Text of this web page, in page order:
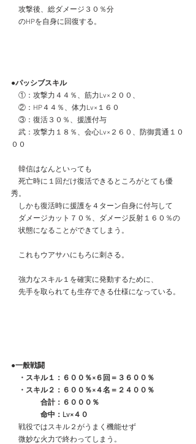
攻撃後、総ダメージ３０％分
のHPを自身に回復する。
●パッシブスキル
①：攻撃力４４％、筋力Lv×２００、
②：HP４４％、体力Lv×１６０
③：復活３０％、援護付与
武：攻撃力１８％、会心Lv×２６０、防御貫通１０
００
韓信はなんといっても
死亡時に１回だけ復活できるところがとても優
秀。
しかも復活時に援護を４ターン自身に付与して
ダメージカット７０％、ダメージ反射１６０％の
状態になることができてしまう。
これもウアサハにもろに刺さる。
強力なスキル１を確実に発動するために、
先手を取られても生存できる仕様になっている。
●一般戦闘
・スキル１：６００％×６回＝３６００％
・スキル２：６００％×４名＝２４００％
合計：６０００％
命中：Lv×４０
戦役ではスキル２がうまく機能せず
微妙な火力で終わってしまう。